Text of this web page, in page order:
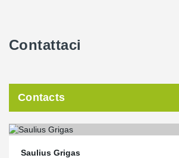
Contattaci
Contacts
Saulius Grigas